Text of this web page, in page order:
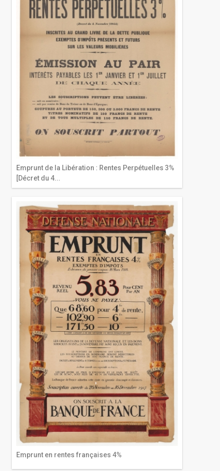
Emprunt de la Libération : Rentes Perpétuelles 3%
[Décret du 4...
Emprunt en rentes françaises 4%